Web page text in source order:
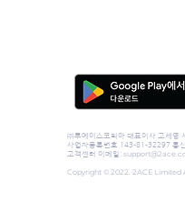
㈜투에이스코리아 대표이사 고세영
사업자등록번호 143-81-32297 통
고객센터 이메일:
Copyright © 2022. 2ACE Limited